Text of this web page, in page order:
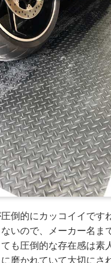
倒的にカッコイイです
いので、メーカー名ま
も圧倒的な存在感は素
磨かれていて大切にさ